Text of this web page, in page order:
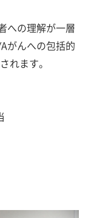
への理解が一層
がんへの包括的
れます。